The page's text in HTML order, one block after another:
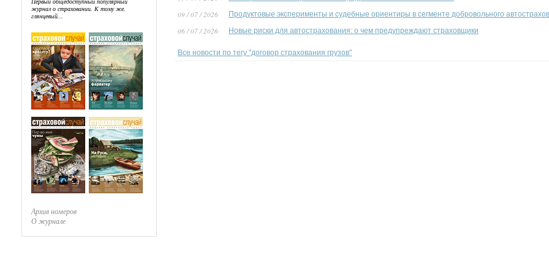
журнал о страховании. К тому же,
глянцевый...
Архив номеров
О журнале
09 / 07 / 2026 Продуктовые эксперименты и судебные ориентиры в сегменте добровольного
06 / 07 / 2026 Новые риски для автострахования: о чем предупреждают страховщики
Все новости по тегу "договор страхования грузов"